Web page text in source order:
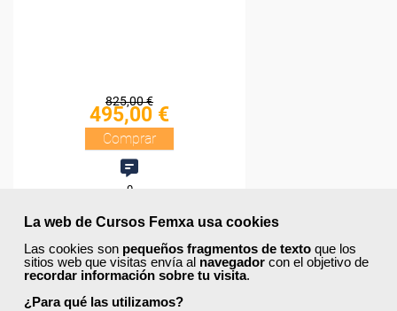
La web de Cursos Femxa usa cookies
Las cookies son pequeños fragmentos de texto que los
sitios web que visitas envía al navegador con el objetivo de
recordar información sobre tu visita.
¿Para qué las utilizamos?